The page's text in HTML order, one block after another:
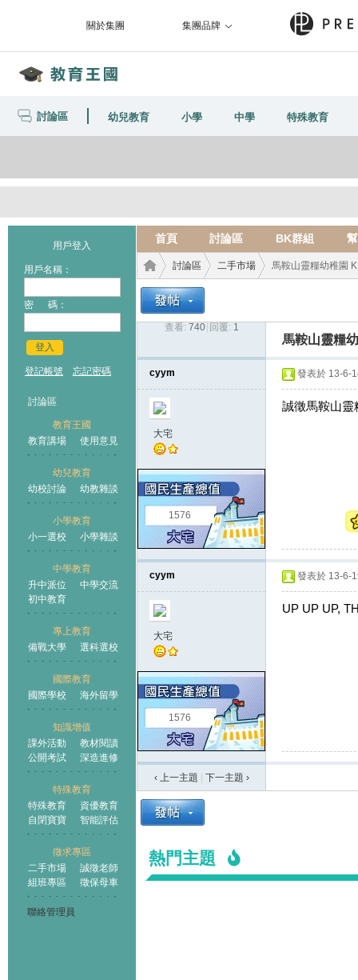
關於集團 集團品牌
討論區 幼兒教育 小學 中學 特殊教育
用戶登入
用戶名稱：
密 碼：
登入
登記帳號 忘記密碼
討論區
教育王國
教育講場
使用意見
幼兒教育
幼校討論
幼教雜談
小學教育
小一選校
小學雜談
中學教育
升中派位
中學交流
初中教育
專上教育
備戰大學
選科選校
國際教育
國際學校
海外留學
知識增值
課外活動
教材閱讀
公開考試
深造進修
特殊教育
特殊教育
資優教育
自閉寶寶
智能評估
徵求專區
二手市場
誠徵老師
組班專區
徵保母車
聯絡管理員
首頁 討論區 BK群組
王國
討論區
›
二手市場 馬鞍山靈糧幼稚園
查看: 740 回覆: 1
馬鞍山靈糧
cyym
大宅
1576
發表於 13-6-
誠徵馬鞍山靈
cyym
大宅
1576
發表於 13-6-
UP UP UP,
‹ 上一主題 下一主題 ›
熱門主題